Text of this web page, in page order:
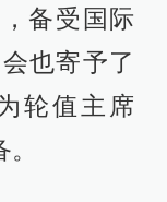
备受国际
也寄予了
轮值主席